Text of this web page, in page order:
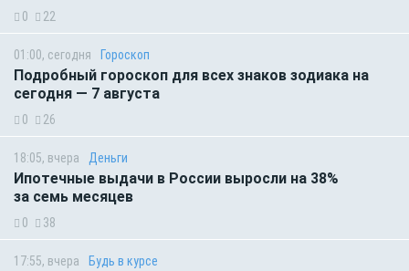
0 22
01:00, сегодня Гороскоп
Подробный гороскоп для всех знаков зодиака на
сегодня — 7 августа
0 26
18:05, вчера Деньги
Ипотечные выдачи в России выросли на 38%
за семь месяцев
0 38
17:55, вчера Будь в курсе